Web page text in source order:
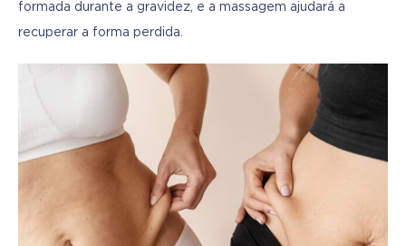
formada durante a gravidez, e a massagem ajudará a
recuperar a forma perdida.